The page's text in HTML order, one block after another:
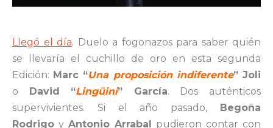
Llegó el día. Duelo a fogonazos para saber quién
se llevaría el cuchillo de oro en esta segunda
Edición: Marc “Una proposición indiferente” Joli
o David “Lingüini” García. Dos auténticos
supervivientes. Si el año pasado, Begoña
Rodrigo y Antonio Arrabal pudieron contar con